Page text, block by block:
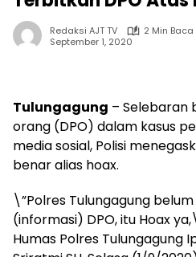
Redaksi AJT TV
2 Min Baca
September 1, 2020
Tulungagung – Selebaran
orang (DPO) dalam kasus
media sosial, Polisi
benar alias hoax.
\”Polres Tulungagung
(informasi) DPO, itu Hoax
Humas Polres Tulungagung